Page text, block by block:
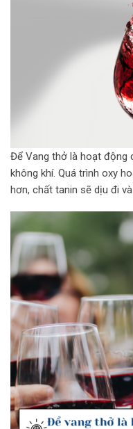
Để Vang thở là hoạt động
không khí. Quá trình oxy
hơn, chất tanin sẽ dịu đi